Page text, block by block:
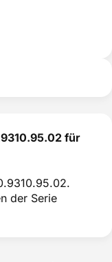
für
der Serie